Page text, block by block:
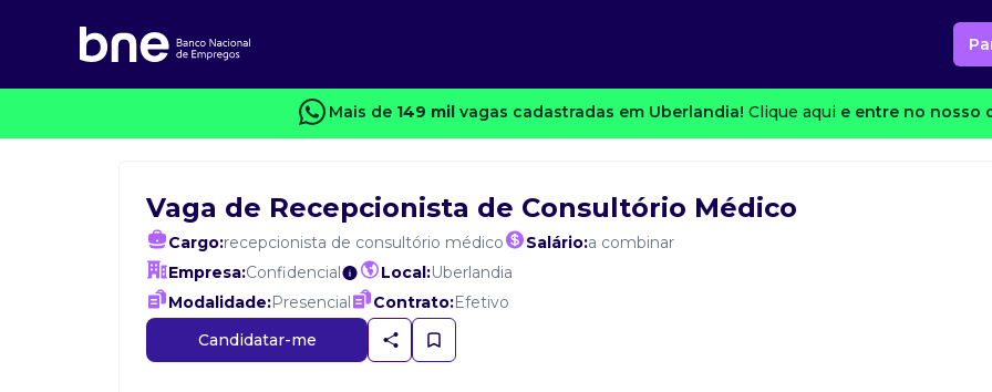
Mais de 149 milvagas cadastradas em Uberlandia! Clique aqui e entre no nosso
Vaga de Recepcionista de Consultório Médico
Cargo:recepcionista de consultório médico Salário:a combinar
Empresa:Confidencial Local:Uberlandia
Modalidade:Presencial Contrato:Efetivo
Candidatar-me